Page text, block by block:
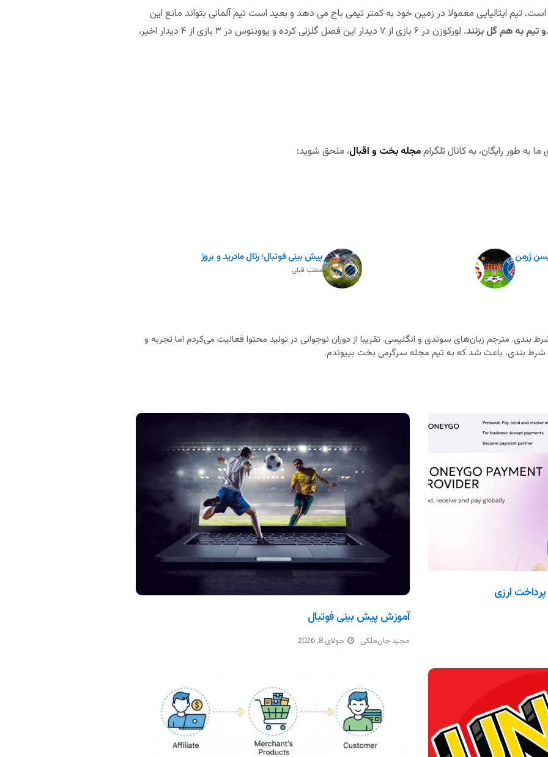
است. تیم ایتالیایی معمولا در زمین خود به کمتر تیمی باج می دهد و بعید است تیم آلمانی بتواند مانع این
تیم به هم گل بزنند
. لورکوزن در ۶ بازی از ۷ دیدار این فصل گلزنی کرده و یوونتوس در ۳ بازی از ۴ دیدار اخیر،
به طور رایگان، به کانال تلگراممجله بخت و اقبال، ملحق شوید:
پیش بینی فوتبال؛ رئال مادرید و بروژ
مطلب قبلی
ژرمن
بندی. مترجم زبان‌های سوئدی و انگلیسی. تقریبا از دوران نوجوانی در تولید محتوا فعالیت می‌کردم اما تجربه و
شرط بندی، باعث شد که به تیم مجله سرگرمی بخت بپیوندم.
آموزش پیش بینی فوتبال
مجید جان‌ملکی جولای 8, 2026